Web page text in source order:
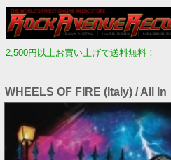
2,500円以上お買い上げで送料無料！
WHEELS OF FIRE (Italy) / All In